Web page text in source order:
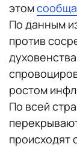
этом
По данным
против
ростом
По всей
происходят